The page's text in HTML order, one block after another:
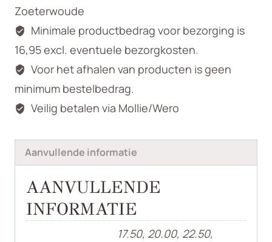
Zoeterwoude
Minimale productbedrag voor bezorging is
16,95 excl. eventuele bezorgkosten.
Voor het afhalen van producten is geen
minimum bestelbedrag.
Veilig betalen via Mollie/Wero
Aanvullende informatie
AANVULLENDE
INFORMATIE
17.50, 20.00, 22.50,